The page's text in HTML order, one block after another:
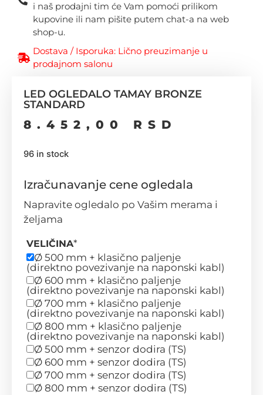
i naš prodajni tim će Vam pomoći prilikom
kupovine ili nam pišite putem chat-a na web
shop-u.
Dostava / Isporuka: Lično preuzimanje u
prodajnom salonu
LED OGLEDALO TAMAY BRONZE
STANDARD
8.452,00 RSD
96 in stock
Izračunavanje cene ogledala
Napravite ogledalo po Vašim merama i
željama
VELIČINA*
Ø 500 mm + klasično paljenje
(direktno povezivanje na naponski kabl)
Ø 600 mm + klasično paljenje
(direktno povezivanje na naponski kabl)
Ø 700 mm + klasično paljenje
(direktno povezivanje na naponski kabl)
Ø 800 mm + klasično paljenje
(direktno povezivanje na naponski kabl)
Ø 500 mm + senzor dodira (TS)
Ø 600 mm + senzor dodira (TS)
Ø 700 mm + senzor dodira (TS)
Ø 800 mm + senzor dodira (TS)